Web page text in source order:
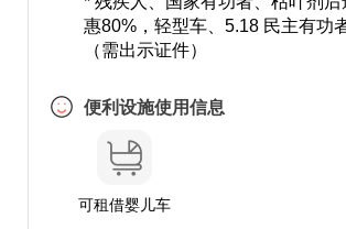
惠80%，轻型车、5.18 民主有功
（需出示证件）
便利设施使用信息
可租借婴儿车